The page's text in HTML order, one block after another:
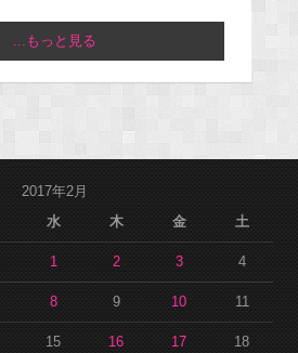
...もっと見る
2017年2月
水 木 金 土
1 2 3 4
8 9 10 11
15 16 17 18